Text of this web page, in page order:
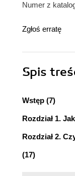
Numer z
Zgłoś erratę
Spis
Wstęp (7)
Rozdział 1.
Rozdział 2.
(17)